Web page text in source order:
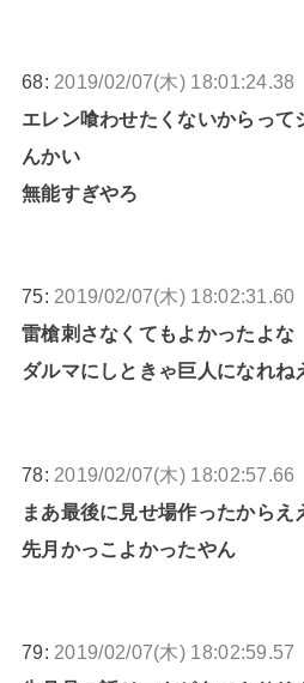
68: 2019/02/07(木) 18:01:24.38
エレン喰わせたくないからって
んかい
無能すぎやろ
75: 2019/02/07(木) 18:02:31.60
雷槍刺さなくてもよかったよな
ダルマにしときゃ巨人になれね
78: 2019/02/07(木) 18:02:57.66
まあ最後に見せ場作ったからえ
先月かっこよかったやん
79: 2019/02/07(木) 18:02:59.57